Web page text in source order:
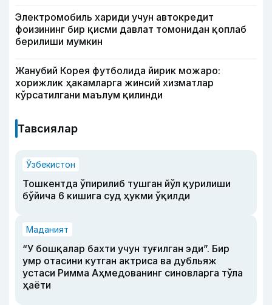
Электромобиль хариди учун автокредит
фоизининг бир қисми давлат томонидан қоплаб
берилиши мумкин
Жанубий Корея футболида йирик можаро:
хорижлик ҳакамларга жинсий хизматлар
кўрсатилгани маълум қилинди
Тавсиялар
Ўзбекистон
Тошкентда ўпирилиб тушган йўл қурилиши
бўйича 6 кишига суд ҳукми ўқилди
Маданият
“У бошқалар бахти учун туғилган эди”. Бир
умр отасини кутган актриса ва дубльяж
устаси Римма Аҳмедованинг синовларга тўла
ҳаёти